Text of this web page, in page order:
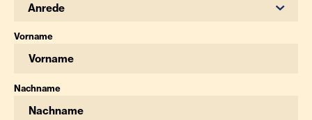
Anrede
Vorname
Nachname